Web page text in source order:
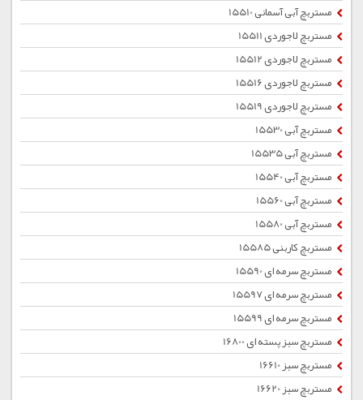
مستربچ آبی آسمانی 15510
مستربچ لاجوردی 15511
مستربچ لاجوردی 15512
مستربچ لاجوردی 15516
مستربچ لاجوردی 15519
مستربچ آبی 15530
مستربچ آبی 15535
مستربچ آبی 15540
مستربچ آبی 15560
مستربچ آبی 15580
مستربچ کاربنی 15585
مستربچ سرمه ای 15590
مستربچ سرمه ای 15597
مستربچ سرمه ای 15599
مستربچ سبز پسته ای 16800
مستربچ سبز 16610
مستربچ سبز 16620